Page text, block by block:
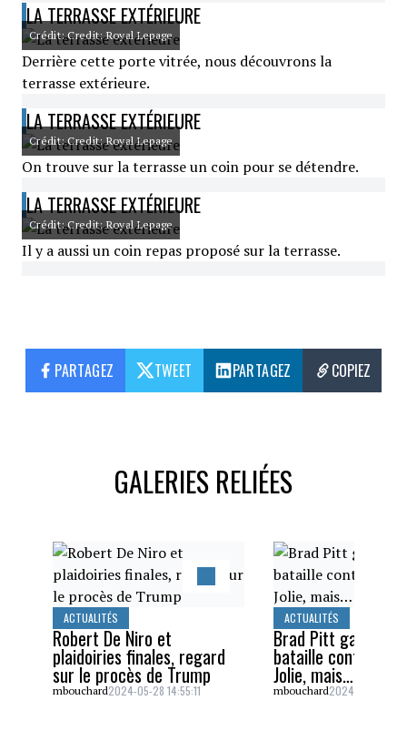
LA TERRASSE EXTÉRIEURE
Crédit: Credit: Royal Lepage
Derrière cette porte vitrée, nous découvrons la
terrasse extérieure.
LA TERRASSE EXTÉRIEURE
Crédit: Credit: Royal Lepage
On trouve sur la terrasse un coin pour se détendre.
LA TERRASSE EXTÉRIEURE
Crédit: Credit: Royal Lepage
Il y a aussi un coin repas proposé sur la terrasse.
PARTAGEZ TWEET PARTAGEZ COPIEZ
GALERIES RELIÉES
ACTUALITÉS
Robert De Niro et
plaidoiries finales, regard
sur le procès de Trump
mbouchard2024-05-28 14:55:11
ACTUALITÉS
Brad Pitt gagne
bataille contre
Jolie, mais…
mbouchard2024-05-26